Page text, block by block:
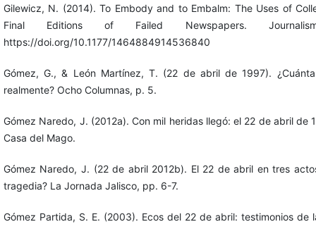
Gilewicz, N. (2014). To Embody and to Embalm: The Uses of
Final Editions of Failed Newspapers.
https://doi.org/10.1177/1464884914536840
Gómez, G., & León Martínez, T. (22 de abril de 1997).
realmente? Ocho Columnas, p. 5.
Gómez Naredo, J. (2012a). Con mil heridas llegó: el 22 de abril de
Casa del Mago.
Gómez Naredo, J. (22 de abril 2012b). El 22 de abril en tres
tragedia? La Jornada Jalisco, pp. 6-7.
Gómez Partida, S. E. (2003). Ecos del 22 de abril: testimonios de